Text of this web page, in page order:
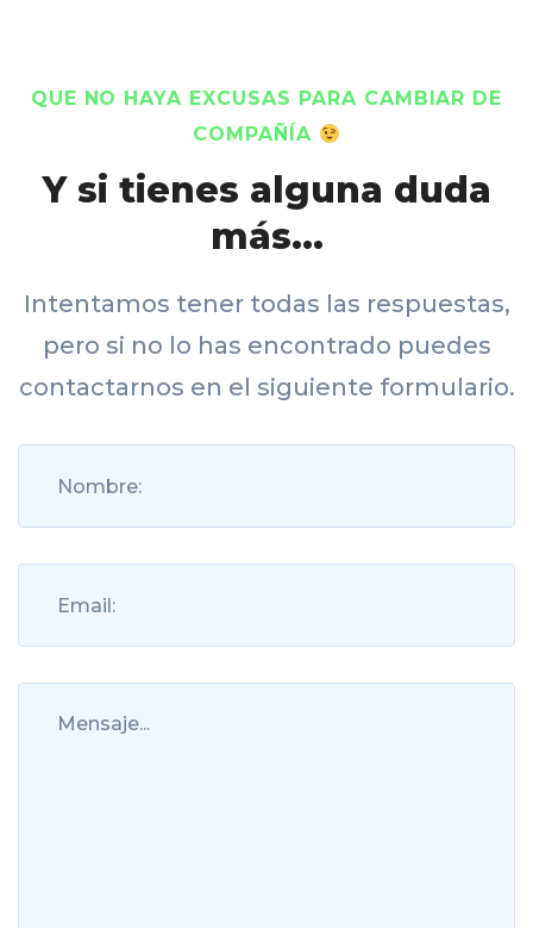
QUE NO HAYA EXCUSAS PARA CAMBIAR DE
COMPAÑÍA
Y si tienes alguna duda
más...
Intentamos tener todas las respuestas,
pero si no lo has encontrado puedes
contactarnos en el siguiente formulario.